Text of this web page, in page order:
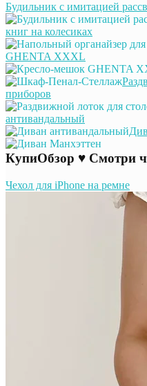
Будильник с имитацией
книг на колесиках
GHENTA XXXL
приборов
антивандальный
КупиОбзор ♥ Смотри
Чехол для iPhone на ремне